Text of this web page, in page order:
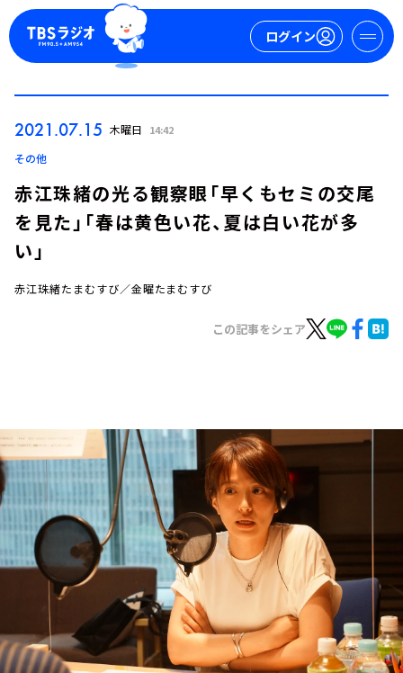
ログイン
イベント・グッズ
YouTube
会社情報
2021.07.15 木曜日 14:42
その他
赤江珠緒の光る観察眼「早くもセミの交尾
を見た」「春は黄色い花、夏は白い花が多
い」
赤江珠緒たまむすび／金曜たまむすび
この記事をシェア